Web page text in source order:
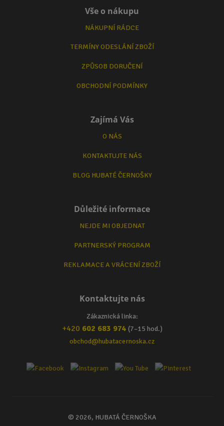
Vše o nákupu
NÁKUPNÍ RÁDCE
TERMÍNY ODESLÁNÍ ZBOŽÍ
ZPŮSOB DORUČENÍ
OBCHODNÍ PODMÍNKY
Zajímá Vás
O NÁS
KONTAKTUJTE NÁS
BLOG HUBATÉ ČERNOŠKY
Důležité informace
NEJDE MI OBJEDNAT
PARTNERSKÝ PROGRAM
REKLAMACE A VRÁCENÍ ZBOŽÍ
Kontaktujte nás
Zákaznická linka:
+420 602 683 974 (7–15 hod.)
obchod@hubatacernoska.cz
© 2026, HUBATÁ ČERNOŠKA